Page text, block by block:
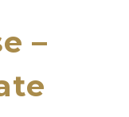
–